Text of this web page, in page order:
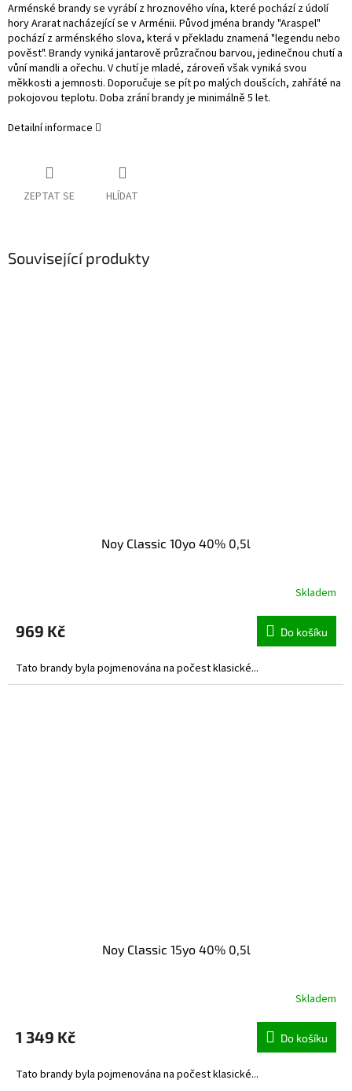
Arménské brandy se vyrábí z hroznového vína, které pochází z údolí
hory Ararat nacházející se v Arménii. Původ jména brandy "Araspel"
pochází z arménského slova, která v překladu znamená "legendu nebo
pověst". Brandy vyniká jantarově průzračnou barvou, jedinečnou chutí a
vůní mandli a ořechu. V chutí je mladé, zároveň však vyniká svou
měkkosti a jemnosti. Doporučuje se pít po malých doušcích, zahřáté na
pokojovou teplotu. Doba zrání brandy je minimálně 5 let.
Detailní informace
ZEPTAT SE HLÍDAT
Související produkty
Noy Classic 10yo 40% 0,5l
Skladem
969 Kč Do košíku
Tato brandy byla pojmenována na počest klasické...
Noy Classic 15yo 40% 0,5l
Skladem
1 349 Kč Do košíku
Tato brandy byla pojmenována na počest klasické...